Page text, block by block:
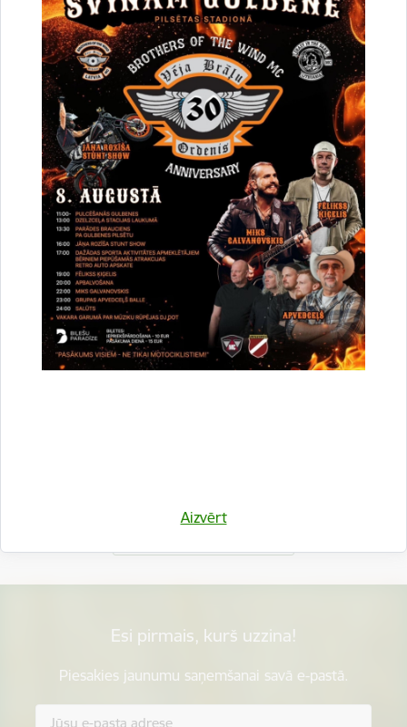
Aizvērt
Saistītas tēmas
Notikumi: Bezmaksas seminārs
Drukāt lapu
Dalīties
Esi pirmais, kurš uzzina!
Piesakies jaunumu saņemšanai savā e-pastā.